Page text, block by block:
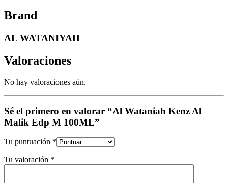
Brand
AL WATANIYAH
Valoraciones
No hay valoraciones aún.
Sé el primero en valorar “Al Wataniah Kenz Al
Malik Edp M 100ML”
Tu puntuación *
Tu valoración *